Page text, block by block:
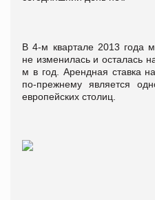
В 4-м квартале 2013 года
не изменилась и осталась
м в год. Арендная ставка
по-прежнему является
европейских столиц.